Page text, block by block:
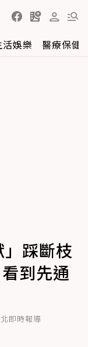
活娛樂 醫療保健
踩斷枝
到先通
即時報導